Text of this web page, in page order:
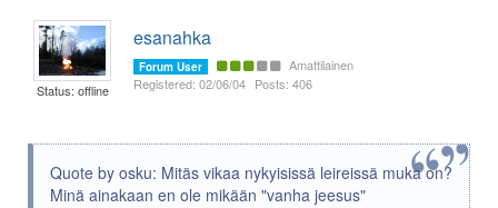
Status: offline
esanahka
Forum User
Amattilainen
Registered: 02/06/04 Posts: 406
Quote by osku: Mitäs vikaa nykyisissä leireissä muka on?
Minä ainakaan en ole mikään "vanha jeesus"